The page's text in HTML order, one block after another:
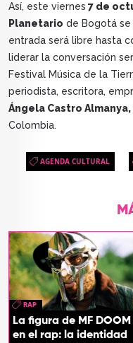
Así, este viernes 7 de
Planetario de Bogotá
entrada será libre hasta
liderar la conversación
Festival Música de la
periodista, escritora,
Ángela Castro Almanya,
Colombia.
AGENDA CULTURAL
RAP
La figura de MF DOOM
en el rap: la identidad